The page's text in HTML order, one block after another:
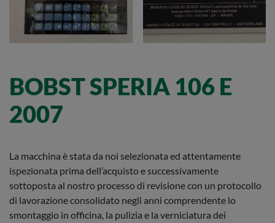
BOBST SPERIA 106 E
2007
La macchina è stata da noi selezionata ed attentamente
ispezionata prima dell’acquisto e successivamente
sottoposta al nostro processo di revisione con un protocollo
di lavorazione consolidato negli anni comprendente lo
smontaggio in officina, la pulizia e la verniciatura dei